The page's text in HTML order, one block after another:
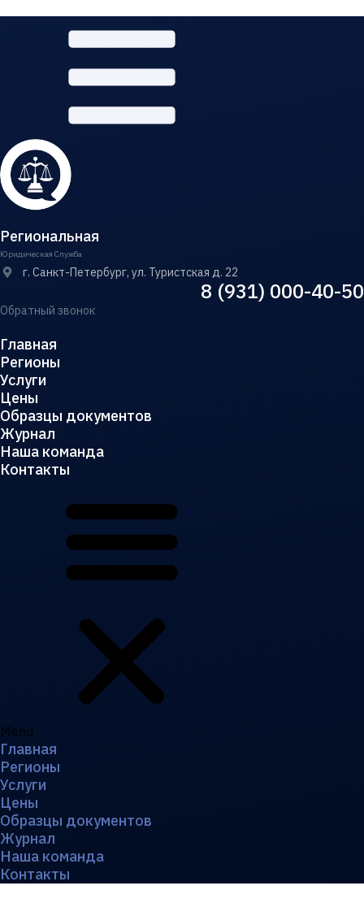
Региональная
Юридическая Служба
г. Санкт-Петербург, ул. Туристская д. 22
8 (931) 000-40-50
Обратный звонок
Главная
Регионы
Услуги
Цены
Образцы документов
Журнал
Наша команда
Контакты
Menu
Главная
Регионы
Услуги
Цены
Образцы документов
Журнал
Наша команда
Контакты